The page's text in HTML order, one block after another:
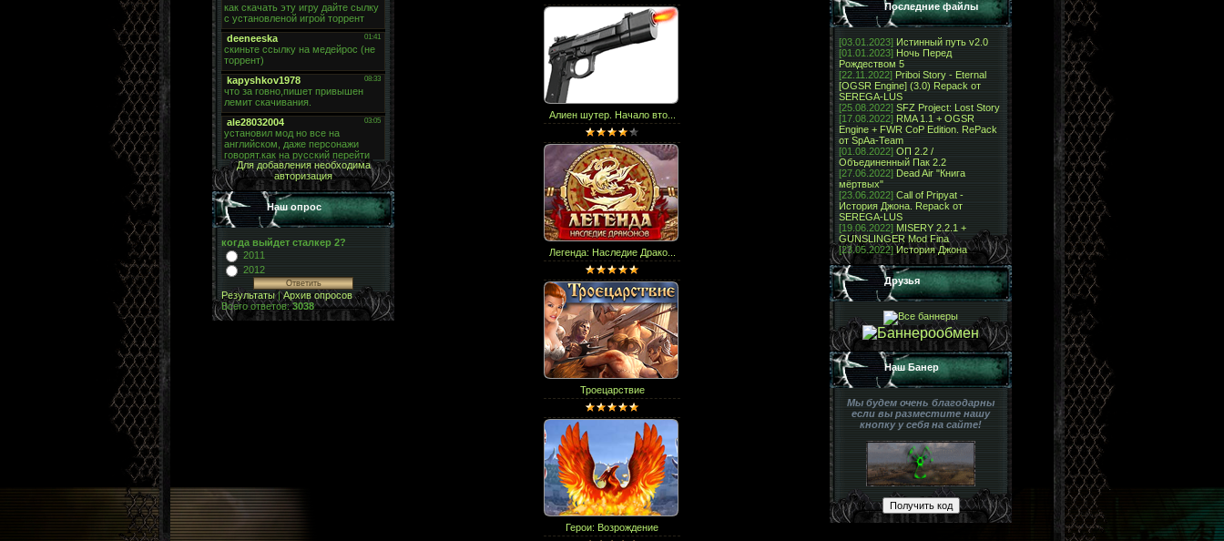
Для добавления необходима
авторизация
Наш опрос
когда выйдет сталкер 2?
2011
2012
Результаты|Архив опросов
Всего ответов:3038
Алиен шутер. Начало вто...
Легенда: Наследие Драко...
Троецарствие
Герои: Возрождение
Последние файлы
[03.01.2023] Истинный путь v2.0
[01.01.2023] Ночь Перед
Рождеством 5
[22.11.2022] Priboi Story - Eternal
[OGSR Engine] (3.0) Repack от
SEREGA-LUS
[25.08.2022] SFZ Project: Lost Story
[17.08.2022] RMA 1.1 + OGSR
Engine + FWR CoP Edition. RePack
от SpAa-Team
[01.08.2022] ОП 2.2 /
Объединенный Пак 2.2
[27.06.2022] Dead Air "Книга
мёртвых"
[23.06.2022] Call of Pripyat -
История Джона. Repack от
SEREGA-LUS
[19.06.2022] MISERY 2.2.1 +
GUNSLINGER Mod Fina
[23.05.2022]История Джона
Друзья
Наш Банер
Мы будем очень благодарны
если вы разместите нашу
кнопку у себя на сайте!